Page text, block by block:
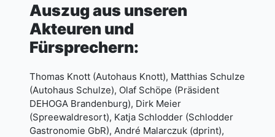
Auszug aus unseren
Akteuren und
Fürsprechern:
Thomas Knott (Autohaus Knott), Matthias Schulze
(Autohaus Schulze), Olaf Schöpe (Präsident
DEHOGA Brandenburg), Dirk Meier
(Spreewaldresort), Katja Schlodder (Schlodder
Gastronomie GbR), André Malarczuk (dprint),